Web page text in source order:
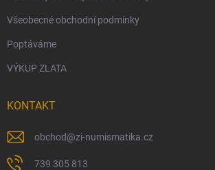
Všeobecné obchodní podmínky
Poptáváme
VÝKUP ZLATA
KONTAKT
obchod@zi-numismatika.cz
739 305 813